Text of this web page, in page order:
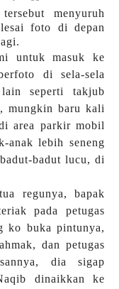
menyuruh
foto di depan
untuk masuk ke
di sela-sela
seperti takjub
mungkin baru kali
area parkir mobil
anak lebih seneng
badut lucu, di
regunya, bapak
pada petugas
ko buka pintunya,
dan petugas
dia sigap
dinaikkan ke